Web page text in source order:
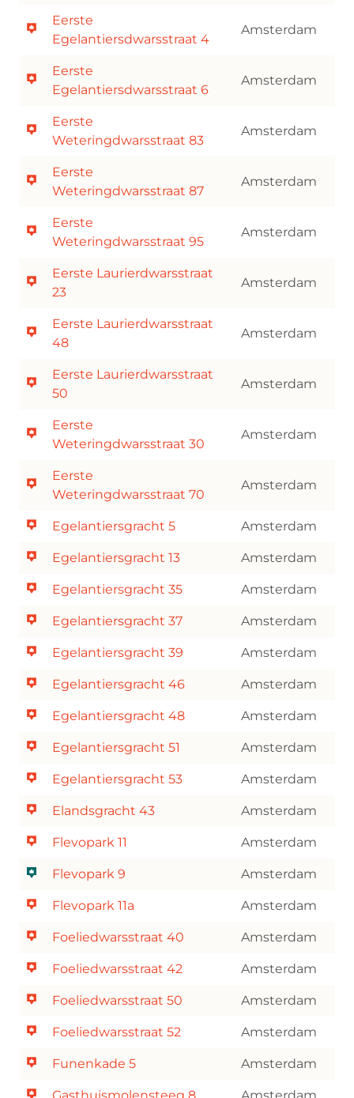
Eerste
Egelantiersdwarsstraat 4
Amsterdam
Eerste
Egelantiersdwarsstraat 6
Amsterdam
Eerste
Weteringdwarsstraat 83
Amsterdam
Eerste
Weteringdwarsstraat 87
Amsterdam
Eerste
Weteringdwarsstraat 95
Amsterdam
Eerste Laurierdwarsstraat
23
Amsterdam
Eerste Laurierdwarsstraat
48
Amsterdam
Eerste Laurierdwarsstraat
50
Amsterdam
Eerste
Weteringdwarsstraat 30
Amsterdam
Eerste
Weteringdwarsstraat 70
Amsterdam
Egelantiersgracht 5 Amsterdam
Egelantiersgracht 13 Amsterdam
Egelantiersgracht 35 Amsterdam
Egelantiersgracht 37 Amsterdam
Egelantiersgracht 39 Amsterdam
Egelantiersgracht 46 Amsterdam
Egelantiersgracht 48 Amsterdam
Egelantiersgracht 51 Amsterdam
Egelantiersgracht 53 Amsterdam
Elandsgracht 43 Amsterdam
Flevopark 11 Amsterdam
Flevopark 9 Amsterdam
Flevopark 11a Amsterdam
Foeliedwarsstraat 40 Amsterdam
Foeliedwarsstraat 42 Amsterdam
Foeliedwarsstraat 50 Amsterdam
Foeliedwarsstraat 52 Amsterdam
Funenkade 5 Amsterdam